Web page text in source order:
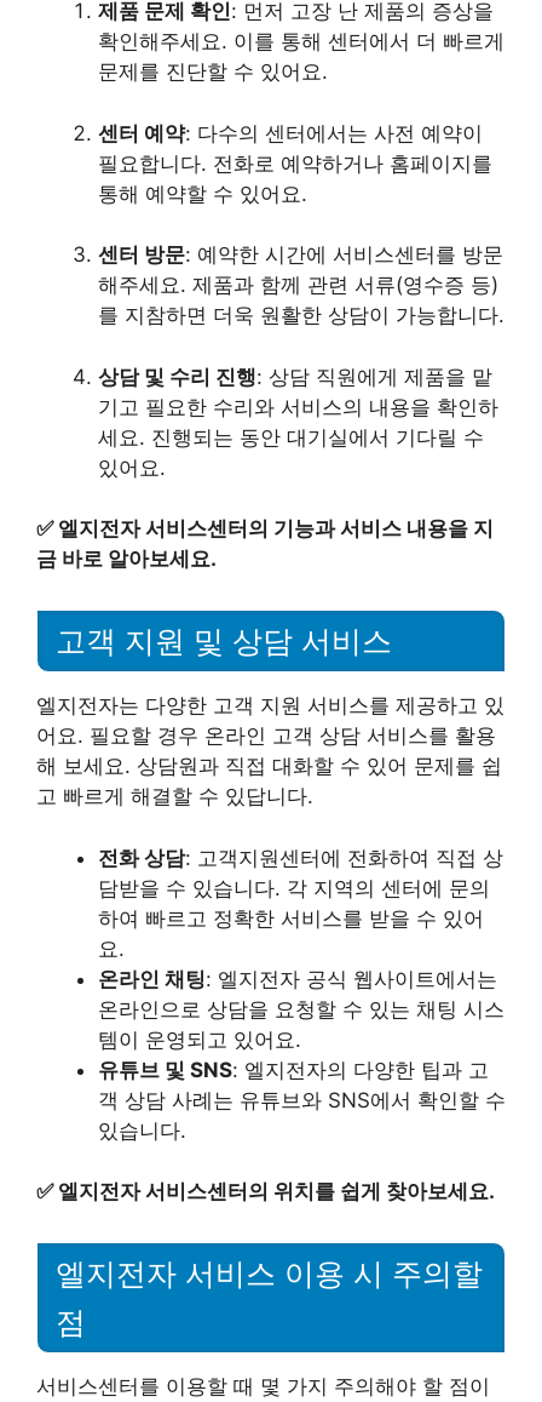
제품 문제 확인: 먼저 고장 난 제품의 증상을
확인해주세요. 이를 통해 센터에서 더 빠르게
문제를 진단할 수 있어요.
센터 예약: 다수의 센터에서는 사전 예약이
필요합니다. 전화로 예약하거나 홈페이지를
통해 예약할 수 있어요.
센터 방문: 예약한 시간에 서비스센터를 방문
해주세요. 제품과 함께 관련 서류(영수증 등)
를 지참하면 더욱 원활한 상담이 가능합니다.
상담 및 수리 진행: 상담 직원에게 제품을 맡
기고 필요한 수리와 서비스의 내용을 확인하
세요. 진행되는 동안 대기실에서 기다릴 수
있어요.
✅ 엘지전자 서비스센터의 기능과 서비스 내용을 지
금 바로 알아보세요.
고객 지원 및 상담 서비스
엘지전자는 다양한 고객 지원 서비스를 제공하고 있
어요. 필요할 경우 온라인 고객 상담 서비스를 활용
해 보세요. 상담원과 직접 대화할 수 있어 문제를 쉽
고 빠르게 해결할 수 있답니다.
전화 상담: 고객지원센터에 전화하여 직접 상
담받을 수 있습니다. 각 지역의 센터에 문의
하여 빠르고 정확한 서비스를 받을 수 있어
요.
온라인 채팅: 엘지전자 공식 웹사이트에서는
온라인으로 상담을 요청할 수 있는 채팅 시스
템이 운영되고 있어요.
유튜브 및 SNS: 엘지전자의 다양한 팁과 고
객 상담 사례는 유튜브와 SNS에서 확인할 수
있습니다.
✅ 엘지전자 서비스센터의 위치를 쉽게 찾아보세요.
엘지전자 서비스 이용 시 주의할
점
서비스센터를 이용할 때 몇 가지 주의해야 할 점이